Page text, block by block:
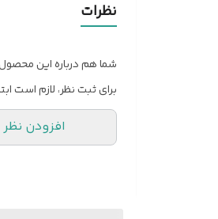
نظرات
شما هم درباره این
برای ثبت نظر، لازم است
افزودن نظر